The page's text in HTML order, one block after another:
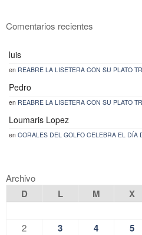
Comentarios recientes
luis
en REABRE LA LISETERA CON SU PLATO
Pedro
en REABRE LA LISETERA CON SU PLATO
Loumaris Lopez
en CORALES DEL GOLFO CELEBRA EL DÍA
Archivo
D L M X
2 3 4 5